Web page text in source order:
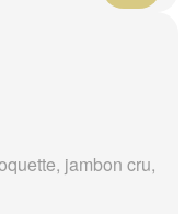
jambon cru,